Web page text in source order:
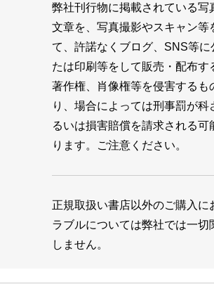
弊社刊行物に掲載されている写
文章を、写真撮影やスキャン等
て、許諾なくブログ、SNS等に
たは印刷等をして販売・配布す
著作権、肖像権等を侵害するも
り、場合によっては刑事罰が科
るいは損害賠償を請求される可
ります。ご注意ください。
正規取扱い書店以外のご購入に
ラブルについては弊社では一切
しません。